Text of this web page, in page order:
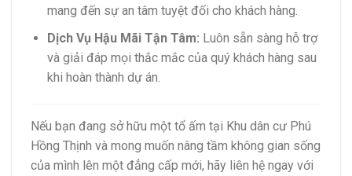
mang đến sự an tâm tuyệt đối cho khách hàng.
Dịch Vụ Hậu Mãi Tận Tâm: Luôn sẵn sàng hỗ trợ
và giải đáp mọi thắc mắc của quý khách hàng sau
khi hoàn thành dự án.
Nếu bạn đang sở hữu một tổ ấm tại Khu dân cư Phú
Hồng Thịnh và mong muốn nâng tầm không gian sống
của mình lên một đẳng cấp mới, hãy liên hệ ngay với